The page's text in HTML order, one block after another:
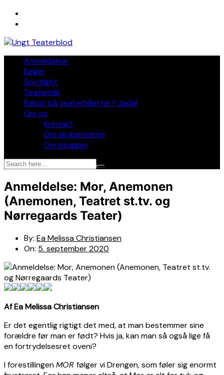
Skip
Anmeldelser
Bøger
Spotlight
Teaterblik
Rabat på teaterbilletter? Jada!
Om os
Kontakt
Om skribenterne
Om bloggen
Anmeldelse: Mor, Anemonen
(Anemonen, Teatret st.tv. og
Nørregaards Teater)
By: Ea Melissa Christiansen
On: 5. september 2020
Af Ea Melissa Christiansen
Er det egentlig rigtigt det med, at man bestemmer sine
forældre før man er født? Hvis ja, kan man så også lige få
en fortrydelsesret oveni?
I forestillingenMOR følger vi Drengen, som føler sig enormt